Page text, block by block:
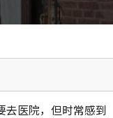
去医院，但时常感到